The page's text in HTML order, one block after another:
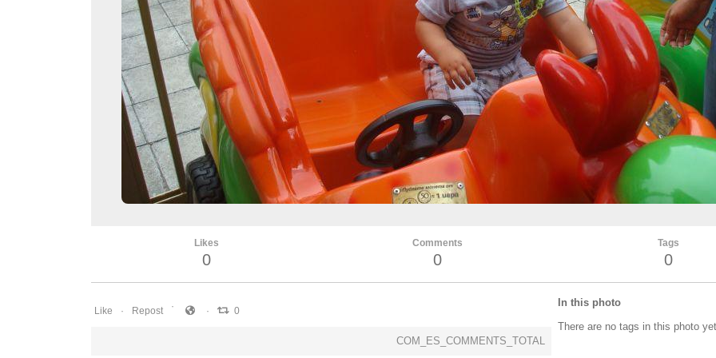
Likes
0
Comments
0
Tags
0
Like Repost 0
COM_ES_COMMENTS_TOTAL
In this photo
There are no tags in this photo yet